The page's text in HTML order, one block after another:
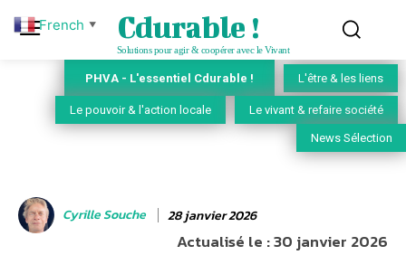
Cdurable !
Solutions pour agir & coopérer avec le Vivant
PHVA - L'essentiel Cdurable ! L'être & les liens
Le pouvoir & l'action locale Le vivant & refaire société
News Sélection
Cyrille Souche 28 janvier 2026
Actualisé le :30 janvier 2026
French ▼